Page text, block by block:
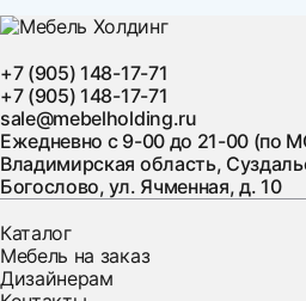
+7 (905) 148-17-71
+7 (905) 148-17-71
sale@mebelholding.ru
Ежедневно с 9-00 до 21-00 (по
Владимирская область,
Богослово, ул. Ячменная, д. 10
Каталог
Мебель на заказ
Дизайнерам